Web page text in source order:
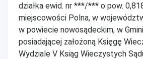
działka ewid. nr ***/*** o pow.
miejscowości Polna, w
w powiecie nowosądeckim, w
posiadającej założoną Księgę
Wydziale V Ksiąg Wieczystych